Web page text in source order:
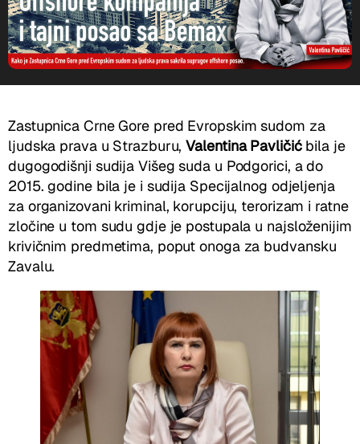
Zastupnica Crne Gore pred Evropskim sudom za
ljudska prava u Strazburu,Valentina Pavličićbila je
dugogodišnji sudija Višeg suda u Podgorici, a do
2015. godine bila je i sudija Specijalnog odjeljenja
za organizovani kriminal, korupciju, terorizam i ratne
zločine u tom sudu gdje je postupala u najsloženijim
krivičnim predmetima, poput onoga za budvansku
Zavalu.